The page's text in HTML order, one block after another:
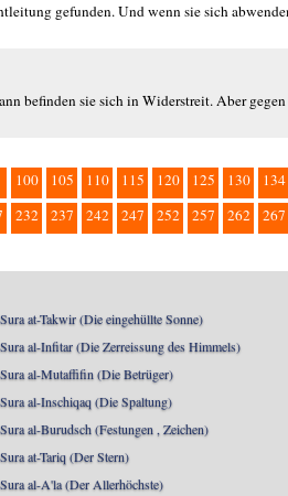
gefunden. Und wenn sie sich
befinden sie sich in Widerstreit. Aber
100 105 110 115 120 125 130 134
232 237 242 247 252 257 262 267
at-Takwir (Die eingehüllte Sonne)
al-Infitar (Die Zerreissung des Himmels)
al-Mutaffifin (Die Betrüger)
al-Inschiqaq (Die Spaltung)
al-Burudsch (Festungen , Zeichen)
at-Tariq (Der Stern)
al-A'la (Der Allerhöchste)